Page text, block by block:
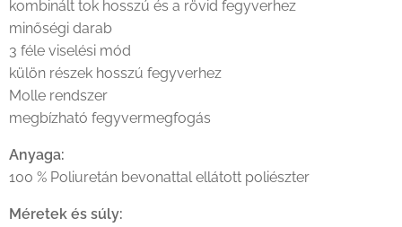
kombinált tok hosszú és a rövid fegyverhez
minőségi darab
3 féle viselési mód
külön részek hosszú fegyverhez
Molle rendszer
megbízható fegyvermegfogás
Anyaga:
100 % Poliuretán bevonattal ellátott poliészter
Méretek és súly: